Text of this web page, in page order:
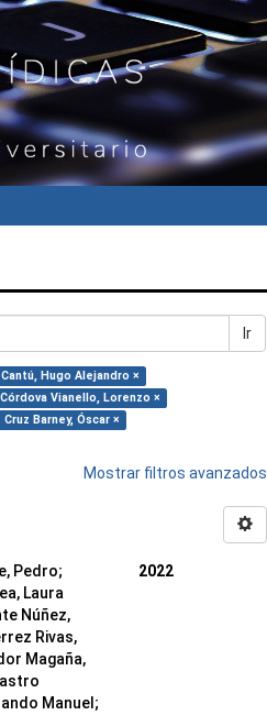
Ir
Hugo Alejandro ×
Vianello, Lorenzo ×
Barney, Óscar ×
Mostrar filtros avanzados
Pedro;
Laura
Núñez,
Rivas,
Magaña,
Manuel ;
2022